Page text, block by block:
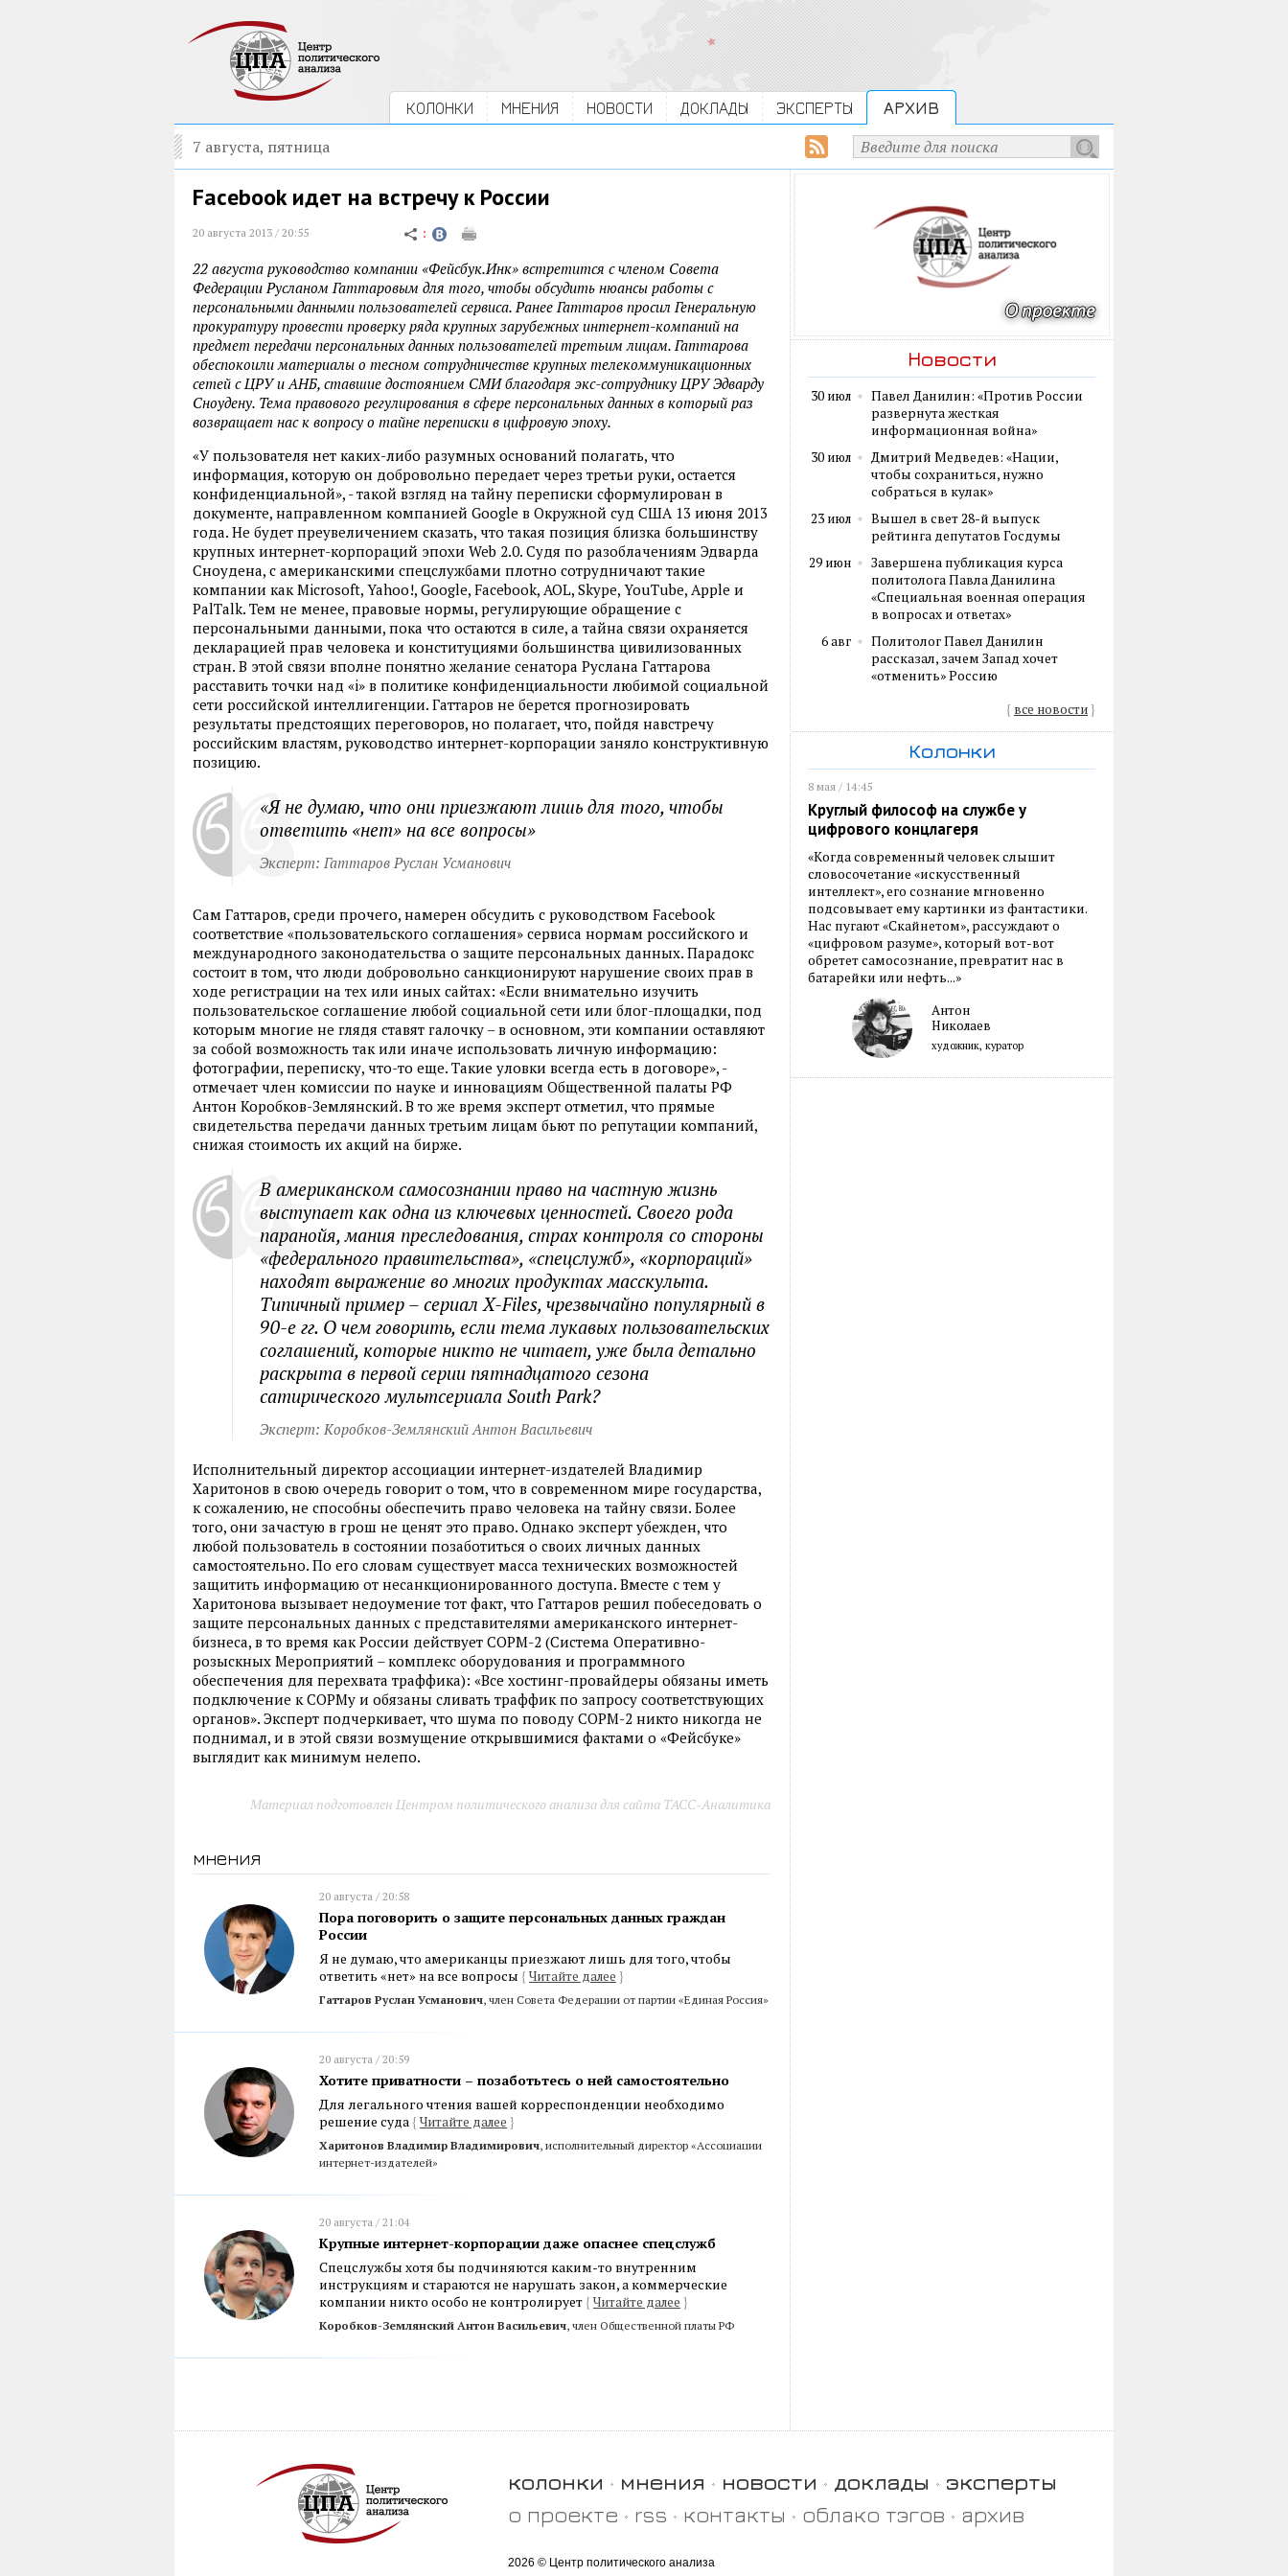
КОЛОНКИ МНЕНИЯ НОВОСТИ ДОКЛАДЫ ЭКСПЕРТЫ АРХИВ
7 августа, пятница
Facebook идет на встречу к России
20 августа 2013 / 20:55
22 августа руководство компании «Фейсбук.Инк» встретится с членом Совета
Федерации Русланом Гаттаровым для того, чтобы обсудить нюансы работы с
персональными данными пользователей сервиса. Ранее Гаттаров просил Генеральную
прокуратуру провести проверку ряда крупных зарубежных интернет-компаний на
предмет передачи персональных данных пользователей третьим лицам. Гаттарова
обеспокоили материалы о тесном сотрудничестве крупных телекоммуникационных
сетей с ЦРУ и АНБ, ставшие достоянием СМИ благодаря экс-сотруднику ЦРУ Эдварду
Сноудену. Тема правового регулирования в сфере персональных данных в который раз
возвращает нас к вопросу о тайне переписки в цифровую эпоху.
«У пользователя нет каких-либо разумных оснований полагать, что
информация, которую он добровольно передает через третьи руки, остается
конфиденциальной», - такой взгляд на тайну переписки сформулирован в
документе, направленном компанией Google в Окружной суд США 13 июня 2013
года. Не будет преувеличением сказать, что такая позиция близка большинству
крупных интернет-корпораций эпохи Web 2.0. Судя по разоблачениям Эдварда
Сноудена, с американскими спецслужбами плотно сотрудничают такие
компании как Microsoft, Yahoo!, Google, Facebook, AOL, Skype, YouTube, Apple и
PalTalk. Тем не менее, правовые нормы, регулирующие обращение с
персональными данными, пока что остаются в силе, а тайна связи охраняется
декларацией прав человека и конституциями большинства цивилизованных
стран. В этой связи вполне понятно желание сенатора Руслана Гаттарова
расставить точки над «i» в политике конфиденциальности любимой социальной
сети российской интеллигенции. Гаттаров не берется прогнозировать
результаты предстоящих переговоров, но полагает, что, пойдя навстречу
российским властям, руководство интернет-корпорации заняло конструктивную
позицию.
«Я не думаю, что они приезжают лишь для того, чтобы
ответить «нет» на все вопросы»
Эксперт: Гаттаров Руслан Усманович
Сам Гаттаров, среди прочего, намерен обсудить с руководством Facebook
соответствие «пользовательского соглашения» сервиса нормам российского и
международного законодательства о защите персональных данных. Парадокс
состоит в том, что люди добровольно санкционируют нарушение своих прав в
ходе регистрации на тех или иных сайтах: «Если внимательно изучить
пользовательское соглашение любой социальной сети или блог-площадки, под
которым многие не глядя ставят галочку – в основном, эти компании оставляют
за собой возможность так или иначе использовать личную информацию:
фотографии, переписку, что-то еще. Такие уловки всегда есть в договоре», -
отмечает член комиссии по науке и инновациям Общественной палаты РФ
Антон Коробков-Землянский. В то же время эксперт отметил, что прямые
свидетельства передачи данных третьим лицам бьют по репутации компаний,
снижая стоимость их акций на бирже.
В американском самосознании право на частную жизнь
выступает как одна из ключевых ценностей. Своего рода
паранойя, мания преследования, страх контроля со стороны
«федерального правительства», «спецслужб», «корпораций»
находят выражение во многих продуктах масскульта.
Типичный пример – сериал X-Files, чрезвычайно популярный в
90-е гг. О чем говорить, если тема лукавых пользовательских
соглашений, которые никто не читает, уже была детально
раскрыта в первой серии пятнадцатого сезона
сатирического мультсериала South Park?
Эксперт: Коробков-Землянский Антон Васильевич
Исполнительный директор ассоциации интернет-издателей Владимир
Харитонов в свою очередь говорит о том, что в современном мире государства,
к сожалению, не способны обеспечить право человека на тайну связи. Более
того, они зачастую в грош не ценят это право. Однако эксперт убежден, что
любой пользователь в состоянии позаботиться о своих личных данных
самостоятельно. По его словам существует масса технических возможностей
защитить информацию от несанкционированного доступа. Вместе с тем у
Харитонова вызывает недоумение тот факт, что Гаттаров решил побеседовать о
защите персональных данных с представителями американского интернет-
бизнеса, в то время как России действует СОРМ-2 (Система Оперативно-
розыскных Мероприятий – комплекс оборудования и программного
обеспечения для перехвата траффика): «Все хостинг-провайдеры обязаны иметь
подключение к СОРМу и обязаны сливать траффик по запросу соответствующих
органов». Эксперт подчеркивает, что шума по поводу СОРМ-2 никто никогда не
поднимал, и в этой связи возмущение открывшимися фактами о «Фейсбуке»
выглядит как минимум нелепо.
Материал подготовлен Центром политического анализа для сайта ТАСС-Аналитика
мнения
20 августа / 20:58
Пора поговорить о защите персональных данных граждан
России
Я не думаю, что американцы приезжают лишь для того, чтобы
ответить «нет» на все вопросы { Читайте далее }
Гаттаров Руслан Усманович, член Совета Федерации от партии «Единая Россия»
20 августа / 20:59
Хотите приватности – позаботьтесь о ней самостоятельно
Для легального чтения вашей корреспонденции необходимо
решение суда { Читайте далее }
Харитонов Владимир Владимирович, исполнительный директор «Ассоциации
интернет-издателей»
20 августа / 21:04
Крупные интернет-корпорации даже опаснее спецслужб
Спецслужбы хотя бы подчиняются каким-то внутренним
инструкциям и стараются не нарушать закон, а коммерческие
компании никто особо не контролирует { Читайте далее }
Коробков-Землянский Антон Васильевич, член Общественной платы РФ
Новости
30 июл
Павел Данилин: «Против России
развернута жесткая
информационная война»
30 июл
Дмитрий Медведев: «Нации,
чтобы сохраниться, нужно
собраться в кулак»
23 июл
Вышел в свет 28-й выпуск
рейтинга депутатов Госдумы
29 июн
Завершена публикация курса
политолога Павла Данилина
«Специальная военная операция
в вопросах и ответах»
6 авг
Политолог Павел Данилин
рассказал, зачем Запад хочет
«отменить» Россию
{ все новости}
Колонки
8 мая / 14:45
Круглый философ на службе у
цифрового концлагеря
«Когда современный человек слышит
словосочетание «искусственный
интеллект», его сознание мгновенно
подсовывает ему картинки из фантастики.
Нас пугают «Скайнетом», рассуждают о
«цифровом разуме», который вот-вот
обретет самосознание, превратит нас в
батарейки или нефть...»
Антон
Николаев
художник, куратор
колонки мнения новости доклады
эксперты
о проекте
rss контакты облако тэгов архив
2026 © Центр политического анализа